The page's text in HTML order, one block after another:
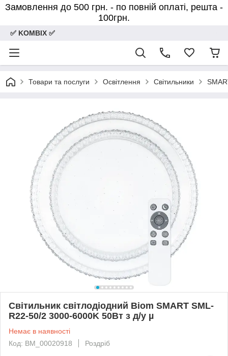
Замовлення до 500 грн. - по повній оплаті, решта -
100грн.
✅ KOMBIX ✅
Товари та послуги Освітлення Світильники
Світильник світлодіодний Biom SMART SML-
R22-50/2 3000-6000K 50Вт з д/у µ
Немає в наявності
Код: BM_00020918
Роздріб